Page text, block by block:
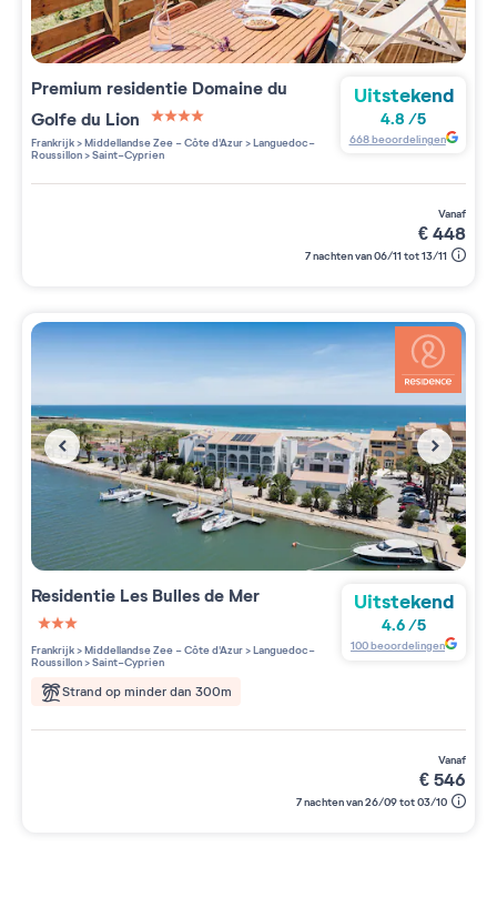
Premium residentie Domaine du
Golfe du Lion
4 étoiles sur 5
Frankrijk>Middellandse Zee - Côte d'Azur>Languedoc-
Roussillon>Saint-Cyprien
Uitstekend
4.8 /5
668beoordelingen
vanaf
€448
7 nachten van 06/11 tot 13/11
Residentie Les Bulles de Mer
3 étoiles sur 5
Frankrijk>Middellandse Zee - Côte d'Azur>Languedoc-
Roussillon>Saint-Cyprien
Strand op minder dan 300m
Uitstekend
4.6/5
100beoordelingen
vanaf
€546
7 nachten van 26/09 tot 03/10